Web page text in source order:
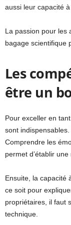
aussi leur capacité
La passion pour les
bagage scientifique
Les
être un
Pour exceller en
sont indispensables.
Comprendre les
permet d’établir
Ensuite, la capacité
ce soit pour
propriétaires, il faut
technique.